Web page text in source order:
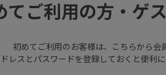
てご利用の方・ゲ
初めてご利用のお客様は、こちらから会
レスとパスワードを登録しておくと便利